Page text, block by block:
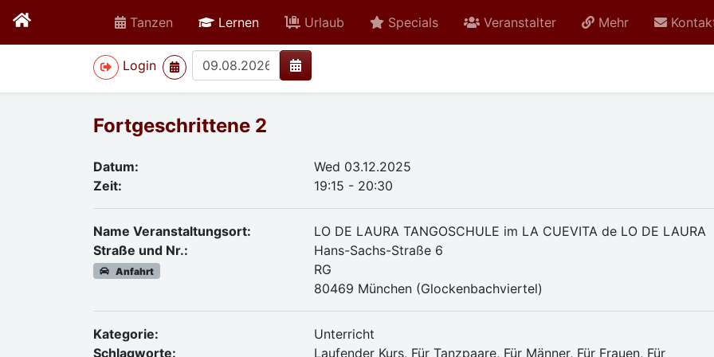
Tanzen Lernenactive Urlaub Specials Veranstalter Mehr
Login
>
Fortgeschrittene 2
Datum:
Wed 03.12.2025
Zeit:
19:15 - 20:30
Name Veranstaltungsort:
LO DE LAURA TANGOSCHULE im LA CUEVITA de LO DE LAURA
Straße und Nr.:
Anfahrt
Hans-Sachs-Straße 6
RG
80469 München (Glockenbachviertel)
Kategorie:
Unterricht
Schlagworte:
Laufender Kurs, Für Tanzpaare, Für Männer, Für Frauen, Für